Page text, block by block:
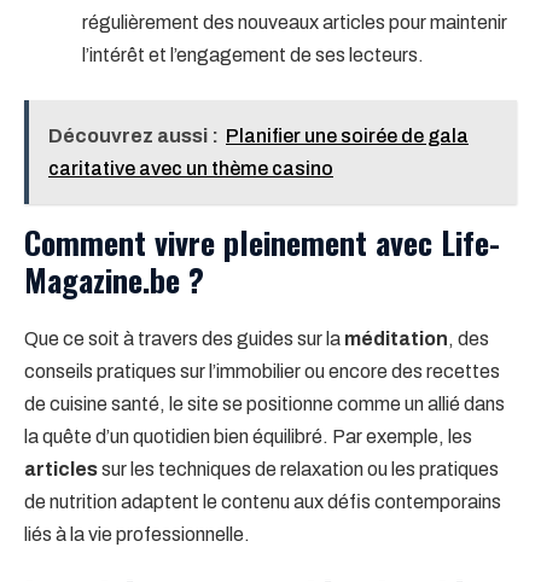
régulièrement des nouveaux articles pour maintenir
l’intérêt et l’engagement de ses lecteurs.
Découvrez aussi : Planifier une soirée de gala
caritative avec un thème casino
Comment vivre pleinement avec Life-
Magazine.be ?
Que ce soit à travers des guides sur la méditation, des
conseils pratiques sur l’immobilier ou encore des recettes
de cuisine santé, le site se positionne comme un allié dans
la quête d’un quotidien bien équilibré. Par exemple, les
articlessur les techniques de relaxation ou les pratiques
de nutrition adaptent le contenu aux défis contemporains
liés à la vie professionnelle.